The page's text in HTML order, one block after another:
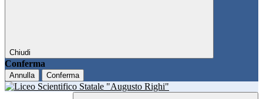
Chiudi
Conferma
Annulla Conferma